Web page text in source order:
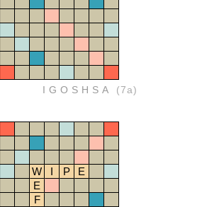
IGOSHSA (7a)
W I P
E
E
F